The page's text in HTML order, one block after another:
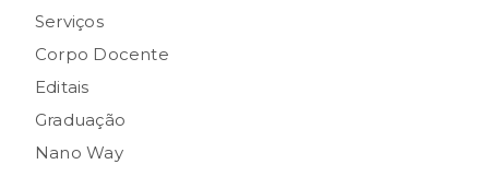
Serviços
Corpo Docente
Editais
Graduação
Nano Way